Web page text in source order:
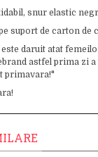
snur elastic
suport de carton de
daruit atat
astfel prima zi
primavara!"